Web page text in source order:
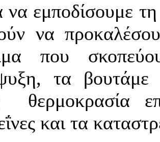
να εμποδίσουμε
να
που
τα
θερμοκρασία
και τα